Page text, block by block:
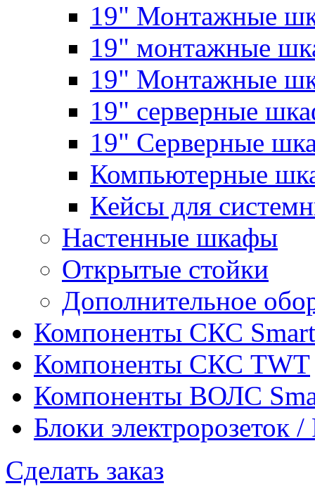
19" Монтажные
19" монтажные
19" Монтажные
19" серверные
19" Серверные
Компьютерные
Кейсы для
Настенные шкафы
Открытые стойки
Дополнительное
Компоненты СКС
Компоненты СКС TWT
Компоненты ВОЛС
Блоки электророзеток
Сделать заказ